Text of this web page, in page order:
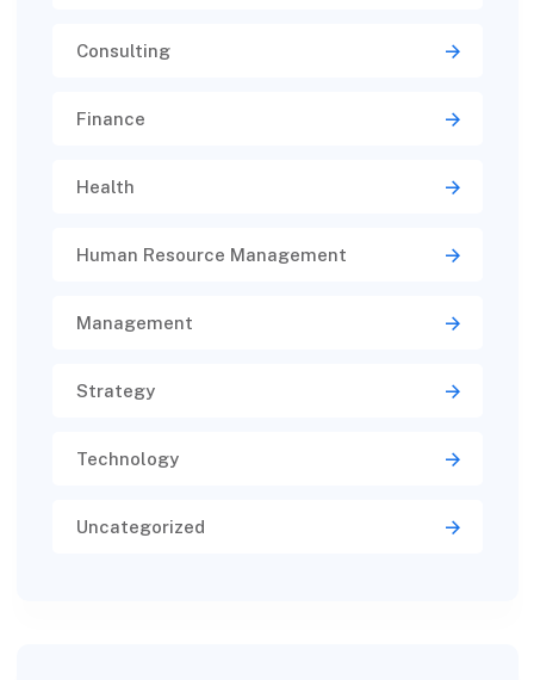
Consulting
Finance
Health
Human Resource Management
Management
Strategy
Technology
Uncategorized